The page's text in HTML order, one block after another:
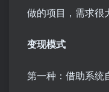
做的项目，需求很
变现模式
第一种：借助系统